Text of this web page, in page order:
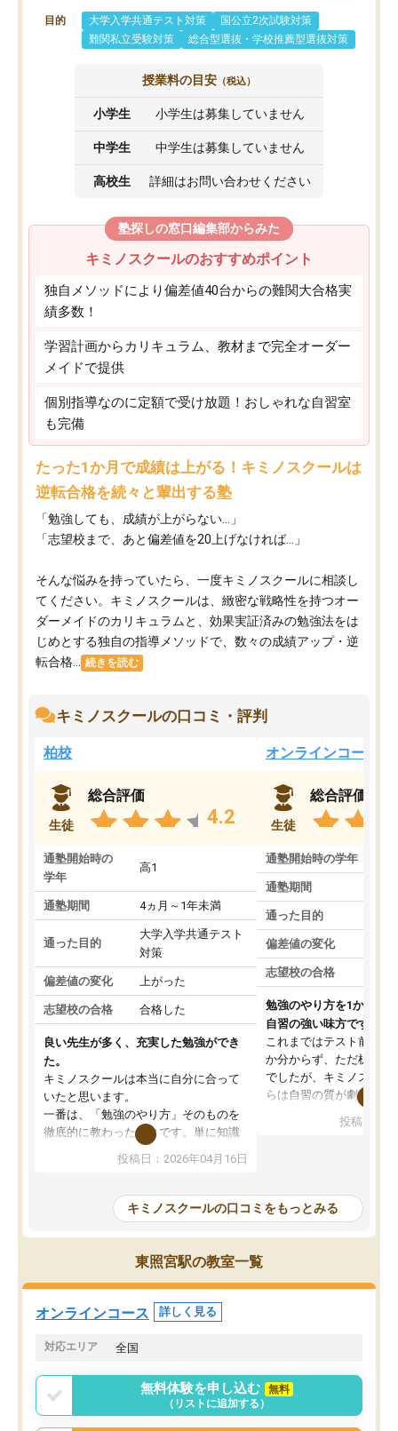
目的 大学入学共通テスト対策
国公立2次試験対策
難関私立受験対策
総合型選抜・学校推薦型選抜対策
授業料の目安 （税込）
小学生 小学生は募集していません
中学生 中学生は募集していません
高校生 詳細はお問い合わせください
塾探しの窓口編集部からみた
キミノスクールのおすすめポイント
独自メソッドにより偏差値40台からの難関大合格実
績多数！
学習計画からカリキュラム、教材まで完全オーダー
メイドで提供
個別指導なのに定額で受け放題！おしゃれな自習室
も完備
たった1か月で成績は上がる！キミノスクールは
逆転合格を続々と輩出する塾
「勉強しても、成績が上がらない…」
「志望校まで、あと偏差値を20上げなければ…」
そんな悩みを持っていたら、一度キミノスクールに相談し
てください。キミノスクールは、緻密な戦略性を持つオー
ダーメイドのカリキュラムと、効果実証済みの勉強法をは
じめとする独自の指導メソッドで、数々の成績アップ・逆
転合格...
続きを読む
キミノスクールの口コミ・評判
柏校
生徒
総合評価
4.2
通塾開始時の
学年
高1
通塾期間 4ヵ月～1年未満
通った目的
大学入学共通テスト
対策
偏差値の変化 上がった
志望校の合格 合格した
良い先生が多く、充実した勉強ができ
た。
キミノスクールは本当に自分に合って
いたと思います。
一番は、「勉強のやり方」そのものを
徹底的に教わったことです。単に知識
を詰め込むのではなく、自学自習の習
慣が身につくよう並走してくれるの
はなくなりました。
講師の方との距離も近く、親身なコー
チングのおかげで、停滞期もモチベー
ションを維持できました。「やらされ
る勉強」から「目標のための勉強」へ
意識が変わったことが、目標校への合
投稿日：2026年04月16日
オンラインコース
生徒
総合評価
通塾開始時の学年
通塾期間
通った目的
偏差値の変化
志望校の合格
勉強のやり方を1から教
自習の強い味方です。
これまではテスト前に何
か分からず、ただ机に座
でしたが、キミノスクー
らは自習の質が劇的に変
を明確にしてくれるの
の仕方をコーチングして
ルなので、家での学習習
身につきました。結果と
た。自分から学ぶ姿勢を
投稿日：
キミノスクールの口コミをもっとみる
東照宮駅の教室一覧
オンラインコース 詳しく見る
対応エリア 全国
無料体験を申し込む
無料
（リストに追加する）